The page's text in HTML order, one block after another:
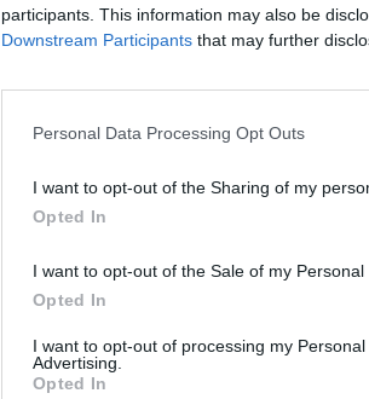
participants. This information may also be
Downstream Participants that may further
Personal Data Processing Opt Outs
I want to opt-out of the Sharing of my
Opted In
I want to opt-out of the Sale of my Personal
Opted In
I want to opt-out of processing my
Advertising.
Opted In